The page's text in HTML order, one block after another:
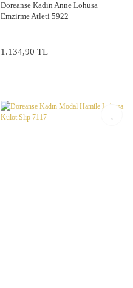
Doreanse Kadın Anne Lohusa
Emzirme Atleti 5922
1.134,90 TL